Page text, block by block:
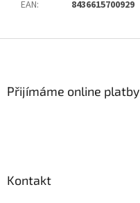
EAN: 8436615700929
Přijímáme online platby
Kontakt